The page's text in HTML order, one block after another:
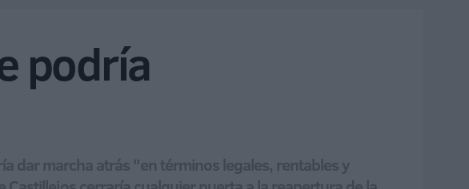
podría
dar marcha atrás "en términos legales, rentables y